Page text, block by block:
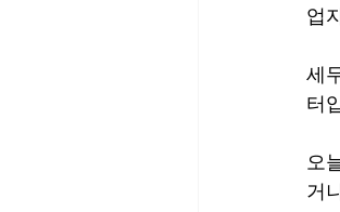
업
세
터
오
거